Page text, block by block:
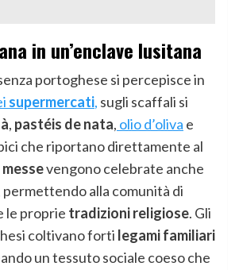
in un’enclave lusitana
portoghese si percepisce in
supermercati, sugli scaffali si
, pastéis de nata, olio d’oliva e
che riportano direttamente al
messevengono celebrate anche
permettendo alla comunità di
le proprie tradizioni religiose. Gli
coltivano forti legami familiari
un tessuto sociale coeso che